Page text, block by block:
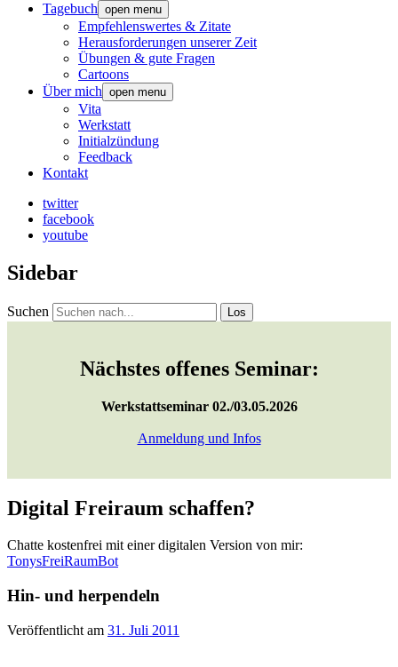
Tagebuch open menu
Empfehlenswertes & Zitate
Herausforderungen unserer Zeit
Übungen & gute Fragen
Cartoons
Über mich open menu
Vita
Werkstatt
Initialzündung
Feedback
Kontakt
twitter
facebook
youtube
Sidebar
Suchen
Nächstes offenes Seminar:
Werkstattseminar 02./03.05.2026
Anmeldung und Infos
Digital Freiraum schaffen?
Chatte kostenfrei mit einer digitalen Version von mir:
TonysFreiRaumBot
Hin- und herpendeln
Veröffentlicht am 31. Juli 2011